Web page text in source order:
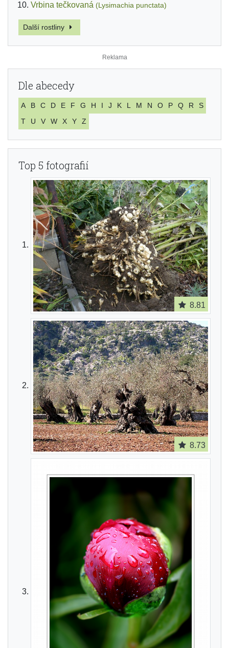
Vrbina tečkovaná (Lysimachia punctata)
Další rostliny
Dle abecedy
A B C D E F G H I J K L M N O P Q R
S
T
U V W X Y Z
Top 5 fotografií
8.81
8.73